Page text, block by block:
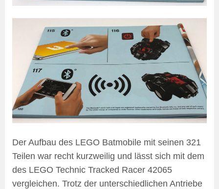
Der Aufbau des LEGO Batmobile mit seinen 321
Teilen war recht kurzweilig und lässt sich mit dem
des LEGO Technic Tracked Racer 42065
vergleichen. Trotz der unterschiedlichen Antriebe